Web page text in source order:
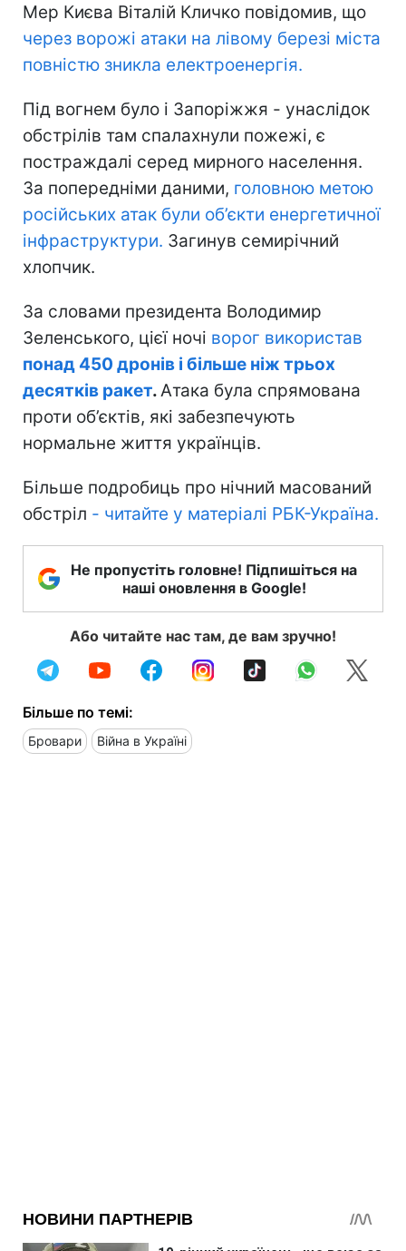
Мер Києва Віталій Кличко повідомив, що
через ворожі атаки на лівому березі міста
повністю зникла електроенергія.
Під вогнем було і Запоріжжя - унаслідок
обстрілів там спалахнули пожежі, є
постраждалі серед мирного населення.
За попередніми даними, головною метою
російських атак були об’єкти енергетичної
інфраструктури. Загинув семирічний
хлопчик.
За словами президента Володимир
Зеленського, цієї ночі ворог використав
понад 450 дронів і більше ніж трьох
десятків ракет.Атака була спрямована
проти об’єктів, які забезпечують
нормальне життя українців.
Більше подробиць про нічний масований
обстріл - читайте у матеріалі РБК-Україна.
Не пропустіть головне! Підпишіться на
наші оновлення в Google!
Або читайте нас там, де вам зручно!
Більше по темі:
Бровари Війна в Україні